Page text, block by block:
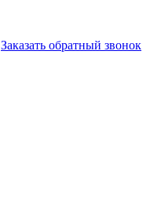
Заказать обратный звонок